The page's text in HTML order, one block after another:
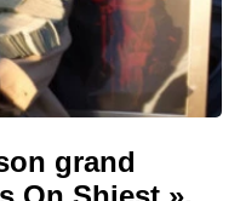
grand